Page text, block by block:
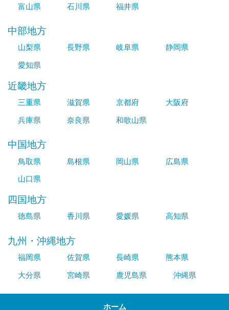
富山県
石川県 福井県
中部地方
山梨県 長野県 岐阜県
静岡県
愛知県
近畿地方
三重県 滋賀県 京都府
大阪府
兵庫県
奈良県 和歌山県
中国地方
鳥取県 島根県 岡山県
広島県
山口県
四国地方
徳島県 香川県 愛媛県 高知県
九州・沖縄地方
福岡県 佐賀県 長崎県
熊本県
大分県
宮崎県 鹿児島県 沖縄県
ホーム